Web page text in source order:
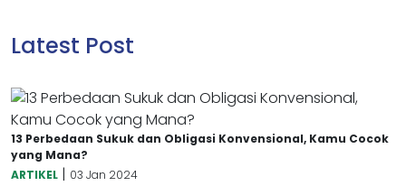
Latest Post
13 Perbedaan Sukuk dan Obligasi Konvensional, Kamu Cocok
yang Mana?
ARTIKEL | 03 Jan 2024